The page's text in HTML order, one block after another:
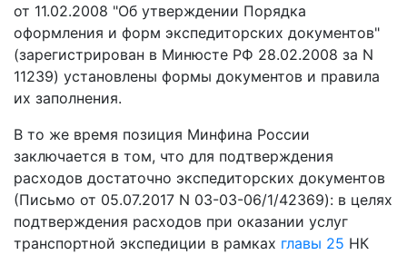
от 11.02.2008 "Об утверждении Порядка
оформления и форм экспедиторских документов"
(зарегистрирован в Минюсте РФ 28.02.2008 за N
11239) установлены формы документов и правила
их заполнения.
В то же время позиция Минфина России
заключается в том, что для подтверждения
расходов достаточно экспедиторских документов
(Письмо от 05.07.2017 N 03-03-06/1/42369): в целях
подтверждения расходов при оказании услуг
транспортной экспедиции в рамках главы 25 НК